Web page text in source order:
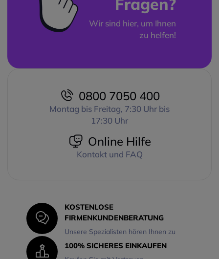
Fragen?
Wir sind hier, um Ihnen
zu helfen!
0800 7050 400
Montag bis Freitag, 7:30 Uhr bis
17:30 Uhr
Online Hilfe
Kontakt und FAQ
KOSTENLOSE
FIRMENKUNDENBERATUNG
Unsere Spezialisten hören Ihnen zu
100% SICHERES EINKAUFEN